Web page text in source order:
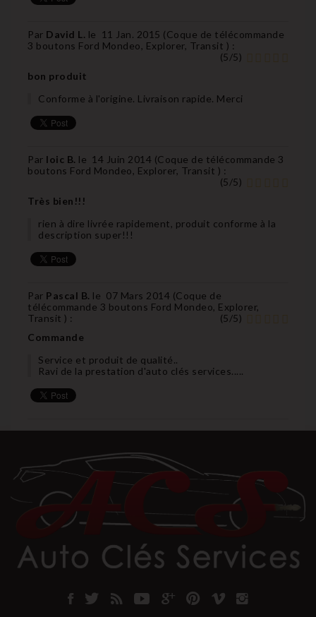
Par David L. le 11 Jan. 2015 (Coque de télécommande
3 boutons Ford Mondeo, Explorer, Transit ) :
(5/5)
bon produit
Conforme à l'origine. Livraison rapide. Merci
Par loic B. le 14 Juin 2014 (Coque de télécommande 3
boutons Ford Mondeo, Explorer, Transit ) :
(5/5)
Très bien!!!
rien à dire livrée rapidement, produit conforme à la
description super!!!
Par Pascal B. le 07 Mars 2014 (Coque de
télécommande 3 boutons Ford Mondeo, Explorer,
Transit ) : (5/5)
Commande
Service et produit de qualité..
Ravi de la prestation d'auto clés services.....